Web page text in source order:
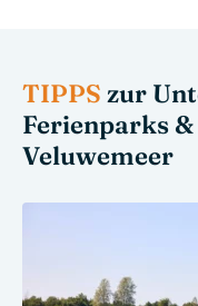
TIPPS zur
Ferienparks
Veluwemeer